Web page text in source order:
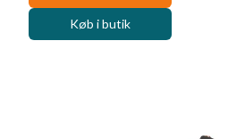
Køb i butik